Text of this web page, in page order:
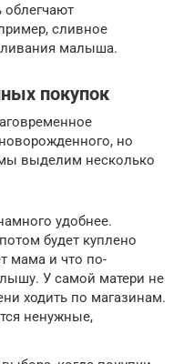
облегчают
сливное
малыша.
покупок
но
выделим несколько
удобнее.
будет куплено
мама и что по-
У самой матери не
ходить по магазинам.
ненужные,